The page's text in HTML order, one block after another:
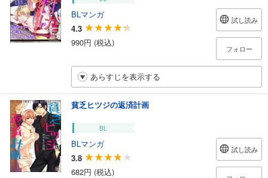
BLマンガ
4.3
990円 (税込)
試し読み
フォロー
あらすじを表示する
貧乏ヒツジの返済計画
BL
BLマンガ
3.8
682円 (税込)
試し読み